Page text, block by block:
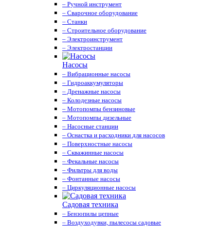
– Ручной инструмент
– Сварочное оборудование
– Станки
– Строительное оборудование
– Электроинструмент
– Электростанции
Насосы
– Вибрационные насосы
– Гидроаккумуляторы
– Дренажные насосы
– Колодезные насосы
– Мотопомпы бензиновые
– Мотопомпы дизельные
– Насосные станции
– Оснастка и расходники для насосов
– Поверхностные насосы
– Скважинные насосы
– Фекальные насосы
– Фильтры для воды
– Фонтанные насосы
– Циркуляционные насосы
Садовая техника
– Бензопилы цепные
– Воздуходувки, пылесосы садовые